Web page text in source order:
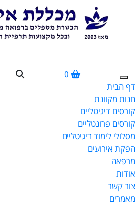
0
דף הבית
חנות מקוונת
קורסים דיגיטליים
קורסים פרונטליים
מסלולי לימוד דיגיטליים
הפקת אירועים
מרפאה
אודות
צור קשר
מאמרים